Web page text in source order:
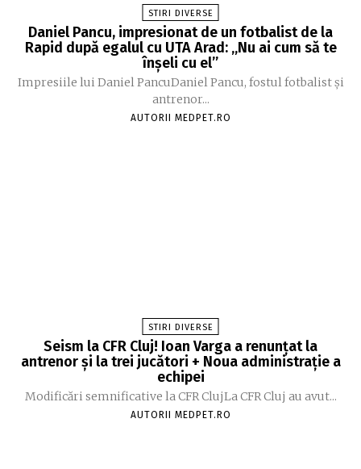
STIRI DIVERSE
Daniel Pancu, impresionat de un fotbalist de la
Rapid după egalul cu UTA Arad: „Nu ai cum să te
înșeli cu el”
Impresiile lui Daniel PancuDaniel Pancu, fostul fotbalist și
antrenor...
AUTORII MEDPET.RO
STIRI DIVERSE
Seism la CFR Cluj! Ioan Varga a renunțat la
antrenor și la trei jucători + Noua administrație a
echipei
Modificări semnificative la CFR ClujLa CFR Cluj au avut...
AUTORII MEDPET.RO